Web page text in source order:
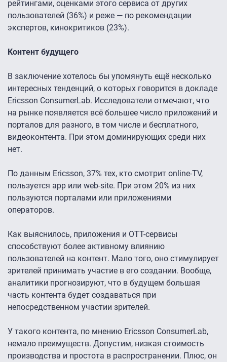
рейтингами, оценками этого сервиса от других
пользователей (36%) и реже — по рекомендации
экспертов, кинокритиков (23%).
Контент будущего
В заключение хотелось бы упомянуть ещё несколько
интересных тенденций, о которых говорится в докладе
Ericsson ConsumerLab. Исследователи отмечают, что
на рынке появляется всё большее число приложений и
порталов для разного, в том числе и бесплатного,
видеоконтента. При этом доминирующих среди них
нет.
По данным Ericsson, 37% тех, кто смотрит online-TV,
пользуется app или web-site. При этом 20% из них
пользуются порталами или приложениями
операторов.
Как выяснилось, приложения и OTT-сервисы
способствуют более активному влиянию
пользователей на контент. Мало того, оно стимулирует
зрителей принимать участие в его создании. Вообще,
аналитики прогнозируют, что в будущем большая
часть контента будет создаваться при
непосредственном участии зрителей.
У такого контента, по мнению Ericsson ConsumerLab,
немало преимуществ. Допустим, низкая стоимость
производства и простота в распространении. Плюс, он